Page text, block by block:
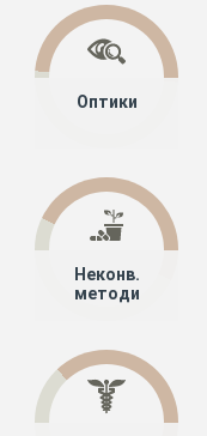
Оптики
Неконв.
методи